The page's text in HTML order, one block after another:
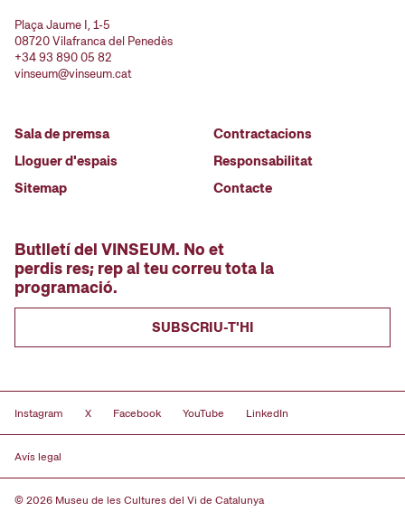
Plaça Jaume I, 1-5
08720 Vilafranca del Penedès
+34 93 890 05 82
vinseum@vinseum.cat
Sala de premsa
Lloguer d'espais
Sitemap
Contractacions
Responsabilitat
Contacte
Butlletí del VINSEUM. No et
perdis res; rep al teu correu tota la
programació.
SUBSCRIU-T'HI
Instagram X Facebook YouTube LinkedIn
Avís legal
© 2026 Museu de les Cultures del Vi de Catalunya